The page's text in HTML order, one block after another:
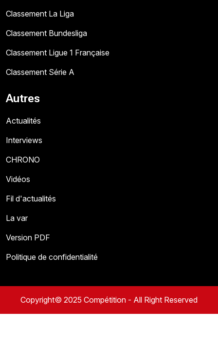
Classement La Liga
Classement Bundesliga
Classement Ligue 1 Française
Classement Série A
Autres
Actualités
Interviews
CHRONO
Vidéos
Fil d'actualités
La var
Version PDF
Politique de confidentialité
Copyright© 2025 Compétition - All Right Reserved